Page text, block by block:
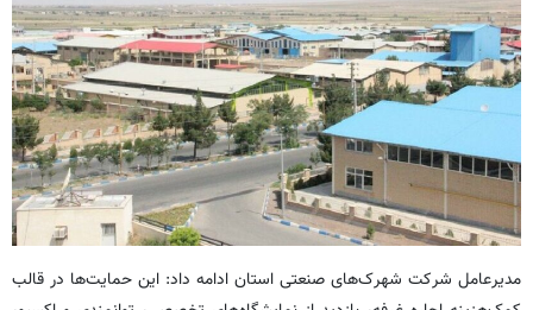
مدیرعامل شرکت شهرک‌های صنعتی استان ادامه داد: این حمایت‌ها در قالب